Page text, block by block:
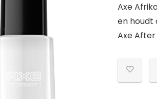
Axe
en houdt
Axe